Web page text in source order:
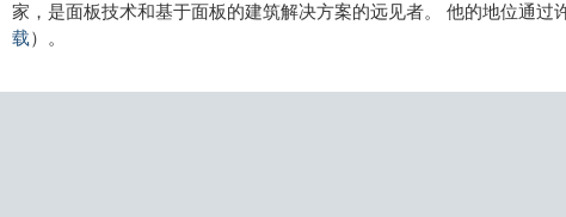
家，是面板技术和基于面板的建筑解决方案的远见者。 他的地位通
载）。